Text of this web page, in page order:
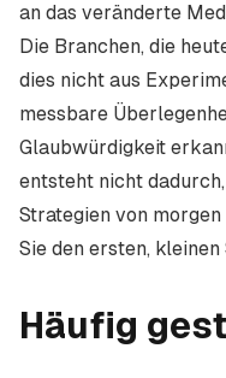
an das veränderte
Die Branchen, die
dies nicht aus
messbare
Glaubwürdigkeit
entsteht nicht
Strategien von
Sie den ersten,
Häufig